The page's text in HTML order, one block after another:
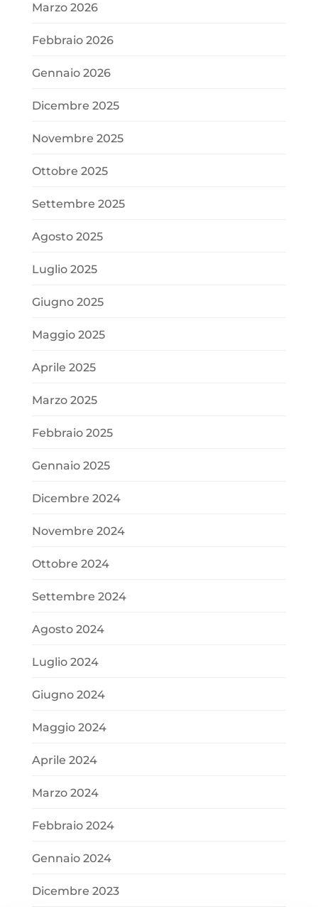
Marzo 2026
Febbraio 2026
Gennaio 2026
Dicembre 2025
Novembre 2025
Ottobre 2025
Settembre 2025
Agosto 2025
Luglio 2025
Giugno 2025
Maggio 2025
Aprile 2025
Marzo 2025
Febbraio 2025
Gennaio 2025
Dicembre 2024
Novembre 2024
Ottobre 2024
Settembre 2024
Agosto 2024
Luglio 2024
Giugno 2024
Maggio 2024
Aprile 2024
Marzo 2024
Febbraio 2024
Gennaio 2024
Dicembre 2023